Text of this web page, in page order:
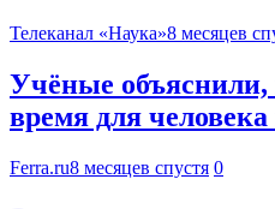
Телеканал «Наука»8 месяцев
Учёные объяснили,
время для
Ferra.ru8 месяцев спустя 0